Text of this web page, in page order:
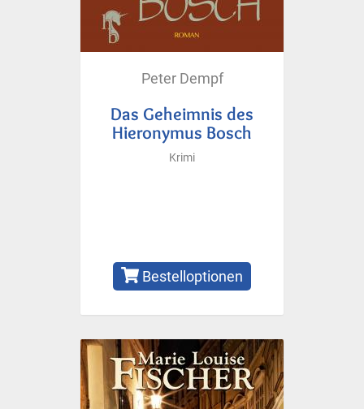
Peter Dempf
Das Geheimnis des
Hieronymus Bosch
Krimi
Bestelloptionen